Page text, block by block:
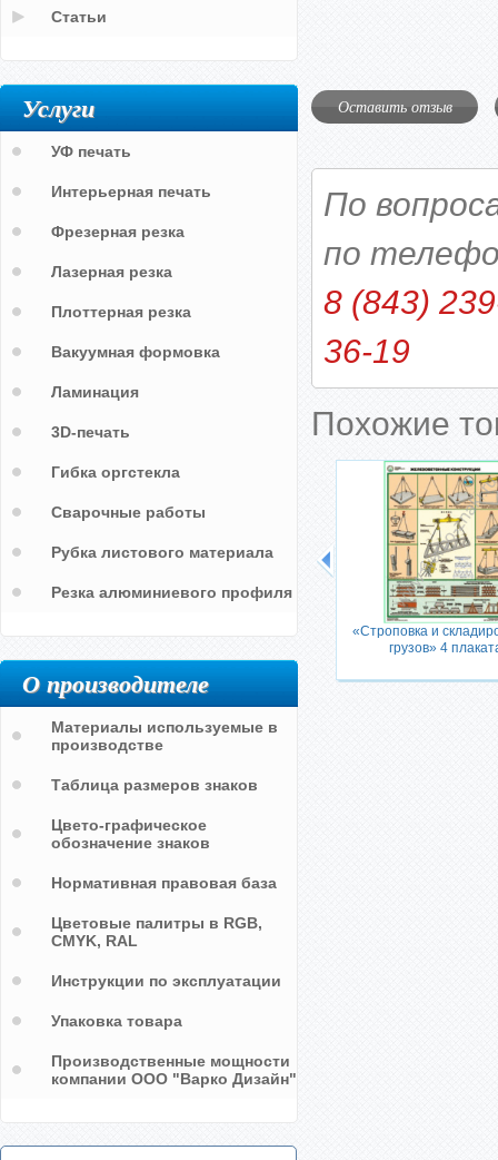
Оставить отзыв
По
по
8 (843)
36-19
Похожие
«Строповка и
грузов» 4
Статьи
Услуги
УФ печать
Интерьерная печать
Фрезерная резка
Лазерная резка
Плоттерная резка
Вакуумная формовка
Ламинация
3D-печать
Гибка оргстекла
Сварочные работы
Рубка листового материала
Резка алюминиевого профиля
О производителе
Материалы используемые в
производстве
Таблица размеров знаков
Цвето-графическое
обозначение знаков
Нормативная правовая база
Цветовые палитры в RGB,
CMYK, RAL
Инструкции по эксплуатации
Упаковка товара
Производственные мощности
компании ООО "Варко Дизайн"